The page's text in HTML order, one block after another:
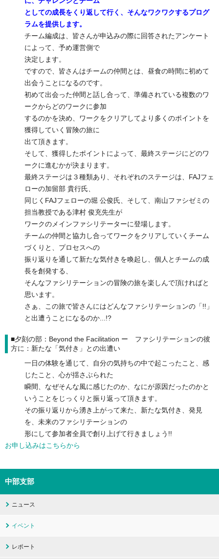
としての成長をくり返して行く、そんなワクワクするプログ
ラムを提供します。
チーム編成は、皆さんが申込みの際に回答されたアンケート
によって、予め運営側で
決定します。
ですので、皆さんはチームの仲間とは、昼食の時間に初めて
出会うことになるのです。
初めて出会った仲間と話し合って、準備されている複数のワ
ークからどのワークに参加
するのかを決め、ワークをクリアしてより多くのポイントを
獲得していく冒険の旅に
出て頂きます。
そして、獲得したポイントによって、最終ステージにどのワ
ークに進むかが決まります。
最終ステージは３種類あり、それぞれのステージは、FAJフェ
ローの加留部 貴行氏、
同じくFAJフェローの堀 公俊氏、そして、南山ファシゼミの
担当教授である津村 俊充先生が
ワークのメインファシリテーターに登場します。
チームの仲間と協力し合ってワークをクリアしていくチーム
づくりと、プロセスへの
振り返りを通して新たな気付きを喚起し、個人とチームの成
長を創発する、
そんなファシリテーションの冒険の旅を楽しんで頂ければと
思います。
さぁ、この旅で皆さんにはどんなファシリテーションの「!!」
と出遭うことになるのか...!?
■夕刻の部：Beyond the Facilitation ー ファシリテーションの彼
方に：新たな「気付き」との出遭い
一日の体験を通じて、自分の気持ちの中で起こったこと、感
じたこと、心が揺さぶられた
瞬間、なぜそんな風に感じたのか、なにが原因だったのかと
いうことをじっくりと振り返って頂きます。
その振り返りから湧き上がって来た、新たな気付き、発見
を、未来のファシリテーションの
形にして参加者全員で創り上げて行きましょう!!
お申し込みはこちらから
中部支部
ニュース
イベント
レポート